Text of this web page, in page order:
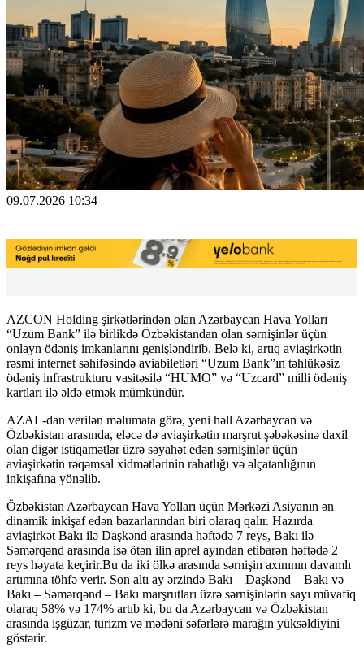
09.07.2026 10:34
AZCON Holding şirkətlərindən olan Azərbaycan Hava Yolları
“Uzum Bank” ilə birlikdə Özbəkistandan olan sərnişinlər üçün
onlayn ödəniş imkanlarını genişləndirib. Belə ki, artıq aviaşirkətin
rəsmi internet səhifəsində aviabiletləri “Uzum Bank”ın təhlükəsiz
ödəniş infrastrukturu vasitəsilə “HUMO” və “Uzcard” milli ödəniş
kartları ilə əldə etmək mümkündür.
AZAL-dan verilən məlumata görə, yeni həll Azərbaycan və
Özbəkistan arasında, eləcə də aviaşirkətin marşrut şəbəkəsinə daxil
olan digər istiqamətlər üzrə səyahət edən sərnişinlər üçün
aviaşirkətin rəqəmsal xidmətlərinin rahatlığı və əlçatanlığının
inkişafına yönəlib.
Özbəkistan Azərbaycan Hava Yolları üçün Mərkəzi Asiyanın ən
dinamik inkişaf edən bazarlarından biri olaraq qalır. Hazırda
aviaşirkət Bakı ilə Daşkənd arasında həftədə 7 reys, Bakı ilə
Səmərqənd arasında isə ötən ilin aprel ayından etibarən həftədə 2
reys həyata keçirir.Bu da iki ölkə arasında sərnişin axınının davamlı
artımına töhfə verir. Son altı ay ərzində Bakı – Daşkənd – Bakı və
Bakı – Səmərqənd – Bakı marşrutları üzrə sərnişinlərin sayı müvafiq
olaraq 58% və 174% artıb ki, bu da Azərbaycan və Özbəkistan
arasında işgüzar, turizm və mədəni səfərlərə marağın yüksəldiyini
göstərir.